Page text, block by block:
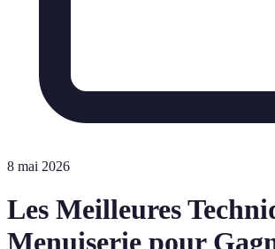
8 mai 2026
Les Meilleures
Menuiserie pour